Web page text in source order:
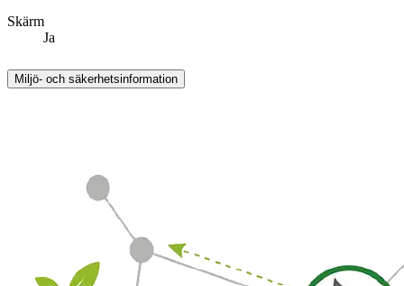
Skärm
Ja
Miljö- och säkerhetsinformation